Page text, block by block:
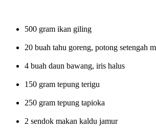
500 gram ikan giling
20 buah tahu goreng, potong setengah
4 buah daun bawang, iris halus
150 gram tepung terigu
250 gram tepung tapioka
2 sendok makan kaldu jamur